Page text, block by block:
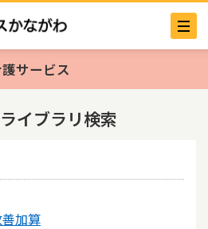
サービス
イブラリ検索
加算